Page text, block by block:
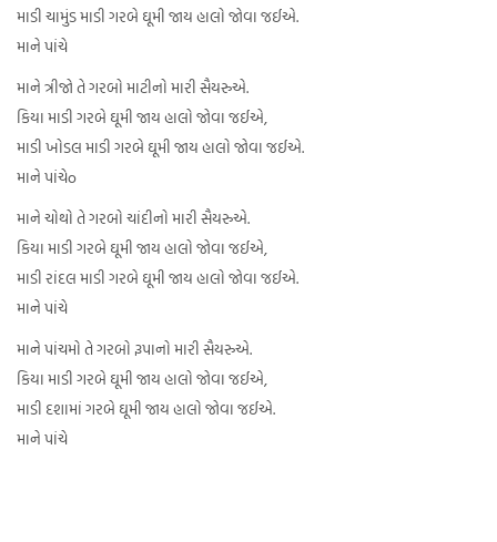
માડી ચામુંડ માડી ગરબે ઘૂમી જાય હાલો જોવા જઈએ.
માને પાંચે
માને ત્રીજો તે ગરબો માટીનો મારી સૈયરુએ.
કિયા માડી ગરબે ઘૂમી જાય હાલો જોવા જઈએ,
માડી ખોડલ માડી ગરબે ઘૂમી જાય હાલો જોવા જઈએ.
માને પાંચેo
માને ચોથો તે ગરબો ચાંદીનો મારી સૈયરુએ.
કિયા માડી ગરબે ઘૂમી જાય હાલો જોવા જઈએ,
માડી રાંદલ માડી ગરબે ઘૂમી જાય હાલો જોવા જઈએ.
માને પાંચે
માને પાંચમો તે ગરબો રૂપાનો મારી સૈયરુએ.
કિયા માડી ગરબે ઘૂમી જાય હાલો જોવા જઈએ,
માડી દશામાં ગરબે ઘૂમી જાય હાલો જોવા જઈએ.
માને પાંચે